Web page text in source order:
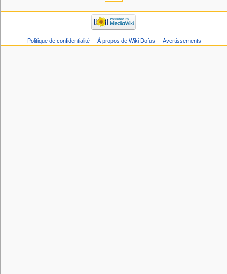
Politique de confidentialité À propos de Wiki Dofus Avertissements